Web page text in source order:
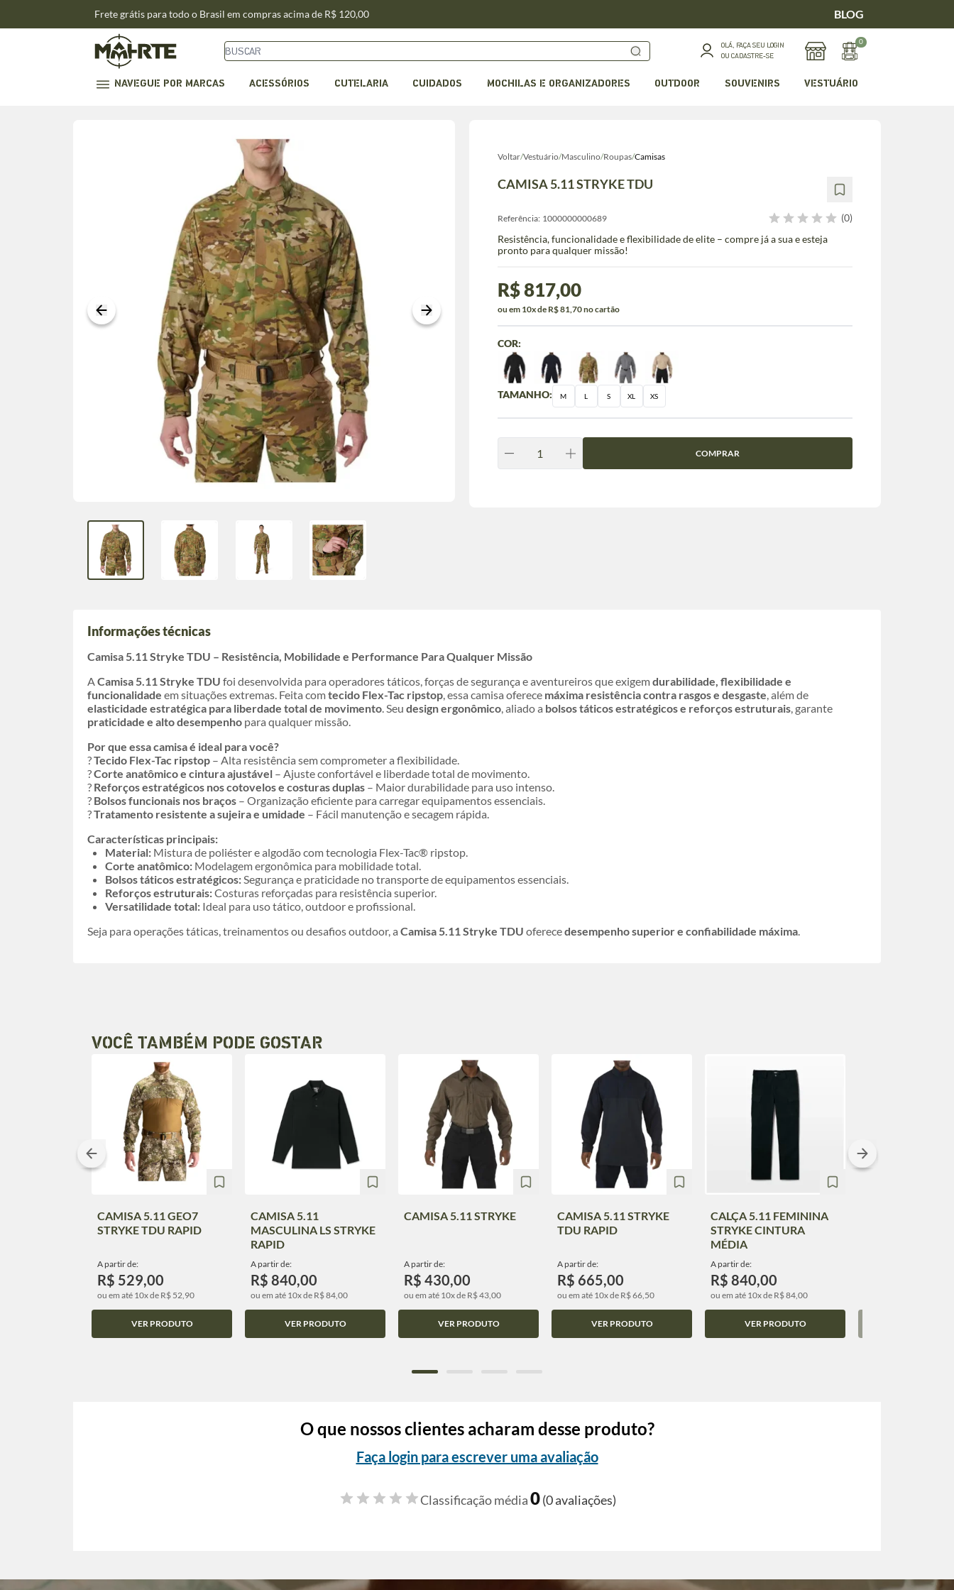
Frete grátis para todo o Brasil em compras acima de R$ 120,00 BLOG
OLÁ, FAÇA SEU LOGIN
OU CADASTRE-SE
0
NAVEGUE POR MARCAS ACESSÓRIOS CUTELARIA CUIDADOS MOCHILAS E ORGANIZADORES OUTDOOR SOUVENIRS VESTUÁRIO
Voltar/Vestuário/Masculino/Roupas/Camisas
CAMISA 5.11 STRYKE TDU
Referência: 1000000000689
(0)
Resistência, funcionalidade e flexibilidade de elite – compre já a sua e esteja
pronto para qualquer missão!
R$ 817,00
ou em 10x de R$ 81,70 no cartão
TAMANHO: M L S XL XS
COR:
COMPRAR
Informações técnicas
Camisa 5.11 Stryke TDU – Resistência, Mobilidade e Performance Para Qualquer Missão
ACamisa 5.11 Stryke TDU foi desenvolvida para operadores táticos, forças de segurança e aventureiros que exigemdurabilidade, flexibilidade e
funcionalidade em situações extremas. Feita comtecido Flex-Tac ripstop, essa camisa oferece máxima resistência contra rasgos e desgaste, além de
elasticidade estratégica para liberdade total de movimento. Seu design ergonômico, aliado a bolsos táticos estratégicos e reforços estruturais, garante
praticidade e alto desempenho para qualquer missão.
Por que essa camisa é ideal para você?
?Tecido Flex-Tac ripstop – Alta resistência sem comprometer a flexibilidade.
?Corte anatômico e cintura ajustável – Ajuste confortável e liberdade total de movimento.
? Reforços estratégicos nos cotovelos e costuras duplas – Maior durabilidade para uso intenso.
? Bolsos funcionais nos braços – Organização eficiente para carregar equipamentos essenciais.
?Tratamento resistente a sujeira e umidade – Fácil manutenção e secagem rápida.
Características principais:
Material: Mistura de poliéster e algodão com tecnologia Flex-Tac® ripstop.
Corte anatômico: Modelagem ergonômica para mobilidade total.
Bolsos táticos estratégicos:Segurança e praticidade no transporte de equipamentos essenciais.
Reforços estruturais:Costuras reforçadas para resistência superior.
Versatilidade total: Ideal para uso tático, outdoor e profissional.
Seja para operações táticas, treinamentos ou desafios outdoor, a Camisa 5.11 Stryke TDU oferecedesempenho superior e confiabilidade máxima.
VOCÊ TAMBÉM PODE GOSTAR
CAMISA 5.11 GEO7
STRYKE TDU RAPID
A partir de:
R$ 529,00
ou em até 10x de R$ 52,90
VER PRODUTO
CAMISA 5.11
MASCULINA LS STRYKE
RAPID
A partir de:
R$ 840,00
ou em até 10x de R$ 84,00
VER PRODUTO
CAMISA 5.11 STRYKE
A partir de:
R$ 430,00
ou em até 10x de R$ 43,00
VER PRODUTO
CAMISA 5.11 STRYKE
TDU RAPID
A partir de:
R$ 665,00
ou em até 10x de R$ 66,50
VER PRODUTO
CALÇA 5.11 FEMININA
STRYKE CINTURA
MÉDIA
A partir de:
R$ 840,00
ou em até 10x de R$ 84,00
VER PRODUTO
O que nossos clientes acharam desse produto?
Faça login para escrever uma avaliação
Classificação média0(0 avaliações)